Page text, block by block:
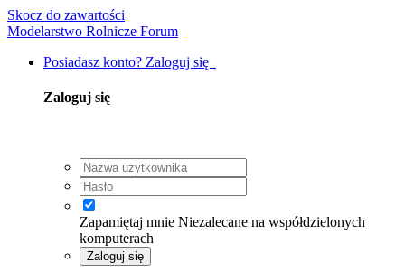
Skocz do zawartości
Modelarstwo Rolnicze Forum
Posiadasz konto? Zaloguj się
Zaloguj się
Zapamiętaj mnie Niezalecane na współdzielonych
komputerach
Zaloguj się